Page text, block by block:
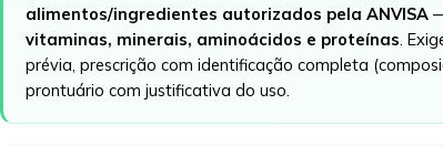
alimentos/ingredientes autorizados pela ANVISA
vitaminas, minerais, aminoácidos e proteínas.
prévia, prescrição com identificação completa
prontuário com justificativa do uso.